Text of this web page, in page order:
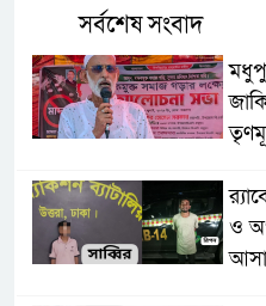
সর্বশেষ সংবাদ
ও